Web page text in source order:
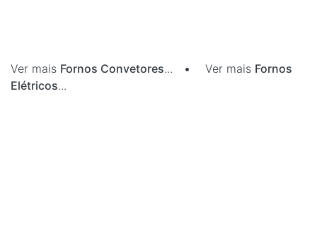
Ver mais Fornos Convetores... • Ver mais Fornos
Elétricos...